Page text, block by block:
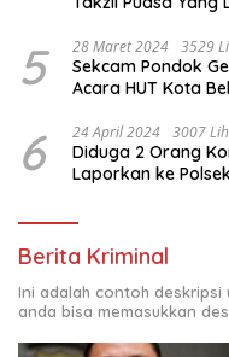
Meriah Kabupaten
5 28 Maret 2024 3529
Sekcam Pondok
Acara HUT Kota
6 24 April 2024 3007
Diduga 2 Orang
Laporkan ke
Berita Kriminal
Ini adalah contoh
anda bisa memasukkan